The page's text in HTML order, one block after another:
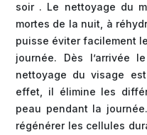
soir . Le nettoyage du
mortes de la nuit, à
puisse éviter facilement
journée. Dès l’arrivée
nettoyage du visage
effet, il élimine les
peau pendant la
régénérer les cellules